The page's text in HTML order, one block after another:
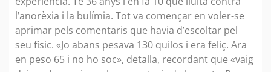
l’anorèxia i la bulímia. Tot va començar en voler-se
aprimar pels comentaris que havia d’escoltar pel
seu físic. «Jo abans pesava 130 quilos i era feliç. Ara
en peso 65 i no ho soc», detalla, recordant que «vaig